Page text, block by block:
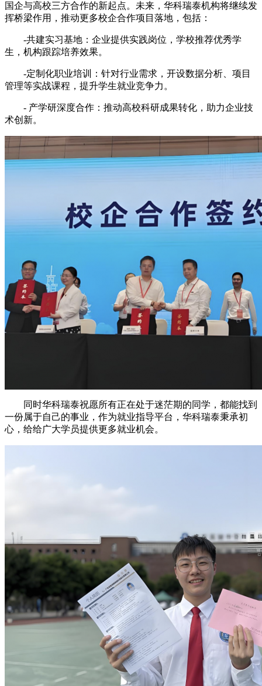
国企与高校三方合作的新起点。未来，华科瑞泰机构将继续发
挥桥梁作用，推动更多校企合作项目落地，包括：
-共建实习基地：企业提供实践岗位，学校推荐优秀学
生，机构跟踪培养效果。
-定制化职业培训：针对行业需求，开设数据分析、项目
管理等实战课程，提升学生就业竞争力。
- 产学研深度合作：推动高校科研成果转化，助力企业技
术创新。
同时华科瑞泰祝愿所有正在处于迷茫期的同学，都能找到
一份属于自己的事业，作为就业指导平台，华科瑞泰秉承初
心，给给广大学员提供更多就业机会。